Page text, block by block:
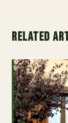
RELATED